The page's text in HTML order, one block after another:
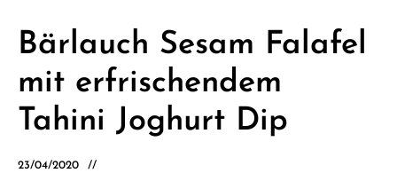
einfache
vegane
Rezepte
für jeden
Bärlauch Sesam Falafel
mit erfrischendem
Tahini Joghurt Dip
23/04/2020